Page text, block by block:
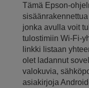
Tämä Epson-
jonka avulla voit
tulostimiin Wi-Fi-
linkki listaan
olet ladannut
valokuvia,
asiakirjoja